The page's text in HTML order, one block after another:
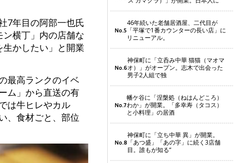
7年目の阿部一也氏
横丁」内の店舗な
かしたい」と開業
最高ランクのイベ
ム」から直送の有
は牛ヒレやカル
、食材ごと、部位
No.5
46年続いた老舗居酒屋、二代目が
「平塚で1番カウンターの長い店」に
リニューアル。
No.6
神保町に「立呑み中華 猫猫（マオマ
オ）」がオープン。志木で出会った
男子2人組で独
No.7
幡ケ谷に「涅槃処（ねはんどころ）
わか」が開業。「多幸寿（タコス）
と小料理」の居酒
No.8
神保町に「立ち中華 異」が開業。
「あつ盛」「あの字」に続く3店舗
目。誰もが知る“